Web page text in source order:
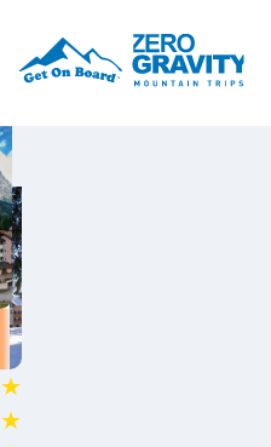
★
★